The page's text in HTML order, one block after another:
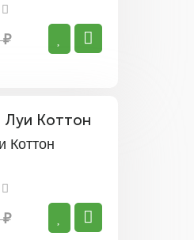
₽
Коттон
₽